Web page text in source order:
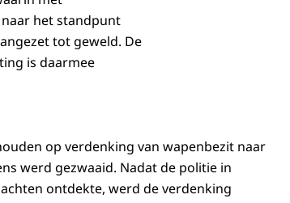
het standpunt
tot geweld. De
is daarmee
op verdenking van wapenbezit naar
werd gezwaaid. Nadat de politie in
ontdekte, werd de verdenking